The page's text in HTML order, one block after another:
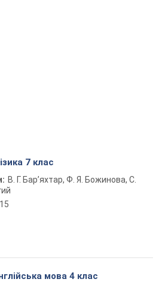
7 клас
В. Г. Бар’яхтар, Ф. Я. Божинова, С.
мова 4 клас